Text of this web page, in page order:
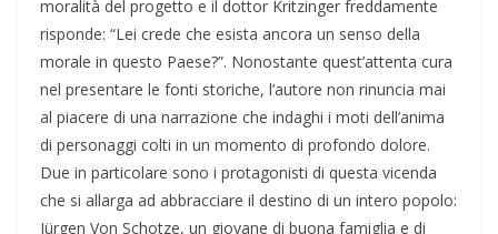
moralità del progetto e il dottor Kritzinger freddamente
risponde: “Lei crede che esista ancora un senso della
morale in questo Paese?”. Nonostante quest’attenta cura
nel presentare le fonti storiche, l’autore non rinuncia mai
al piacere di una narrazione che indaghi i moti dell’anima
di personaggi colti in un momento di profondo dolore.
Due in particolare sono i protagonisti di questa vicenda
che si allarga ad abbracciare il destino di un intero popolo:
Jürgen Von Schotze, un giovane di buona famiglia e di